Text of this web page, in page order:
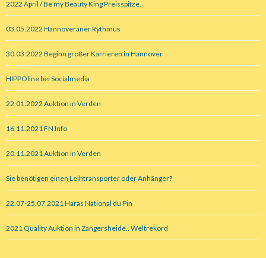
2022 April / Be my Beauty King Preisspitze.
03.05.2022 Hannoveraner Rythmus
30.03.2022 Beginn großer Karrieren in Hannover
HIPPOline bei Socialmedia
22.01.2022 Auktion in Verden
16.11.2021 FN Info
20.11.2021 Auktion in Verden
Sie benötigen einen Leihtransporter oder Anhänger?
22.07-25.07.2021 Haras National du Pin
2021 Quality Auktion in Zangersheide.. Weltrekord